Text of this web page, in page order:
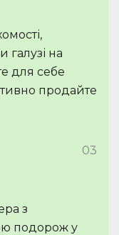
галузі на
для себе
продайте
03
з
подорож у